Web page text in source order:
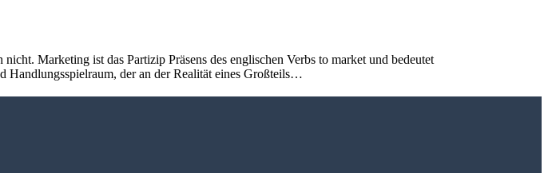
Marketing ist das Partizip Präsens des englischen Verbs to market und bedeutet
Handlungsspielraum, der an der Realität eines Großteils…